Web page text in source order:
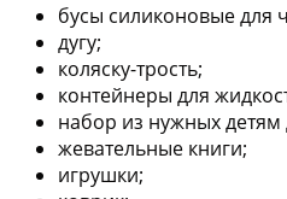
бусы силиконовые для
дугу;
коляску-трость;
контейнеры для
набор из нужных детям
жевательные книги;
игрушки;